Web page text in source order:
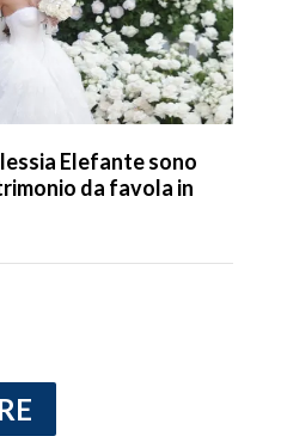
Elefante sono
da favola in